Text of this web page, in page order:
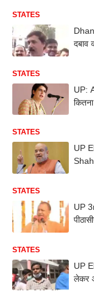
STATES
दबाव
STATES
UP:
STATES
UP
Shah
STATES
UP
STATES
UP
लेकर